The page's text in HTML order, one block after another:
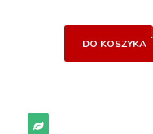
DO KOSZYKA